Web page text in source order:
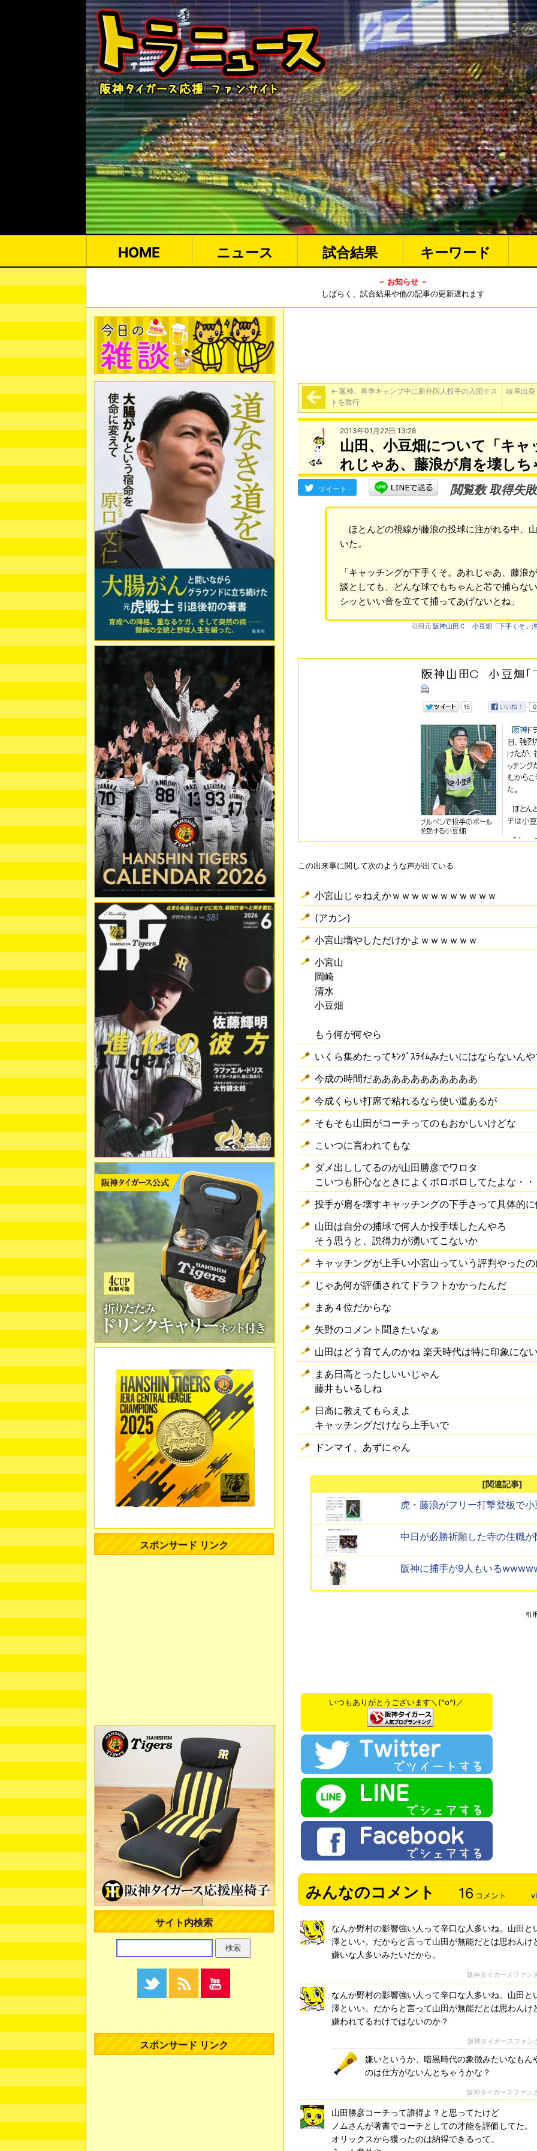
HOME ニュース 試合結果 キーワード
－ お知らせ －
しばらく、試合結果や他の記事の更新遅れます
← 阪神、春季キャンプ中に新外国人投手の入団テス
トを敢行
岐阜出
2013年01月22日 13:28
山田、小豆畑について「キ
れじゃあ、藤浪が肩を壊しち
ツイート 閲覧数 取得失敗
ほとんどの視線が藤浪の投球に注がれる中、
いた。
「キャッチングが下手くそ。あれじゃあ、藤浪
談としても、どんな球でもちゃんと芯で捕らな
シッといい音を立てて捕ってあげないとね」
引用元 阪神山田Ｃ 小豆畑「下手くそ」
この出来事に関して次のような声が出ている
小宮山じゃねえかｗｗｗｗｗｗｗｗｗｗｗ
(アカン)
小宮山増やしただけかよｗｗｗｗｗｗ
小宮山
岡崎
清水
小豆畑
もう何が何やら
いくら集めたってｷﾝｸﾞｽﾗｲﾑみたいにはならないん
今成の時間だあああああああああああ
今成くらい打席で粘れるなら使い道あるが
そもそも山田がコーチってのもおかしいけどな
こいつに言われてもな
ダメ出ししてるのが山田勝彦でワロタ
こいつも肝心なときによくポロポロしてたよな・
投手が肩を壊すキャッチングの下手さって具体的
山田は自分の捕球で何人か投手壊したんやろ
そう思うと、説得力が湧いてこないか
キャッチングが上手い小宮山っていう評判やったの
じゃあ何が評価されてドラフトかかったんだ
まあ４位だからな
矢野のコメント聞きたいなぁ
山田はどう育てんのかね 楽天時代は特に印象にな
まあ日高とったしいいじゃん
藤井もいるしね
日高に教えてもらえよ
キャッチングだけなら上手いで
ドンマイ、あずにゃん
[関連記事]
虎・藤浪がフリー打撃登板で
中日が必勝祈願した寺の住職
阪神に捕手が9人もいる
引
いつもありがとうございます＼(^o^)／
みんなのコメント 16 コメント
なんか野村の影響強い人って辛口な人多いね。山田と
澤といい。だからと言って山田が無能だとは思わんけ
嫌いな人多いみたいだから。
阪神タイガースファン
なんか野村の影響強い人って辛口な人多いね。山田と
澤といい。だからと言って山田が無能だとは思わんけ
嫌われてるわけではないのか？
阪神タイガースファン
嫌いというか、暗黒時代の象徴みたいなもん
のは仕方がないんとちゃうかな？
阪神タイガースファン
山田勝彦コーチって誰得よ？と思ってたけど
ノムさんが著書でコーチとしての才能を評価してた。
オリックスから獲ったのは納得できるって。
スポンサード リンク
サイト内検索
スポンサード リンク